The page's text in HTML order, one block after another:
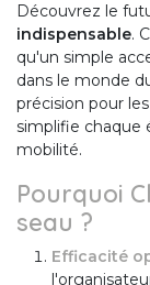
Découvrez le
indispensable.
qu'un simple
dans le monde
précision pour
simplifie chaque
mobilité.
Pourquoi
seau ?
Efficacité